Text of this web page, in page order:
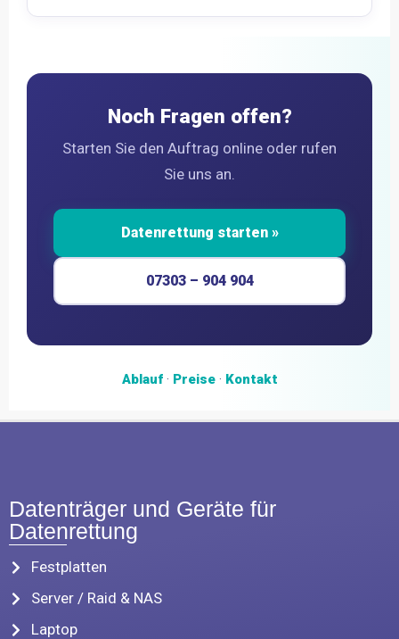
Noch Fragen offen?
Starten Sie den Auftrag online oder rufen
Sie uns an.
Datenrettung starten »
07303 – 904 904
Ablauf· Preise· Kontakt
Datenträger und Geräte für
Datenrettung
Festplatten
Server / Raid & NAS
Laptop